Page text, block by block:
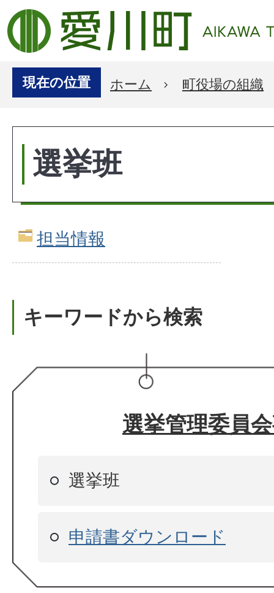
現在の位置 ホーム 町役場の組織
選挙班
担当情報
キーワードから検索
選挙管理委員
選挙班
申請書ダウンロード